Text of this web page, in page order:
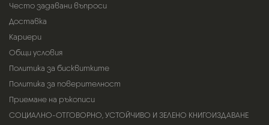
Често задавани въпроси
Доставка
Кариери
Общи условия
Политика за бисквитките
Политика за поверителност
Приемане на ръкописи
СОЦИАЛНО-ОТГОВОРНО, УСТОЙЧИВО И ЗЕЛЕНО КНИГОИЗДАВАНЕ